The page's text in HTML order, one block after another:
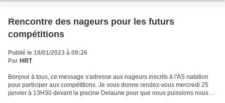
Rencontre des nageurs pour les futurs
compétitions
Publié le 18/01/2023 à 09:26
Par HRT
Bonjour à tous, ce message s'adresse aux nageurs inscrits à l'AS natation
pour participer aux compétitions. Je vous donne rendez-vous mercredi 25
janvier à 13H30 devant la piscine Delaune pour que nous puissions nous